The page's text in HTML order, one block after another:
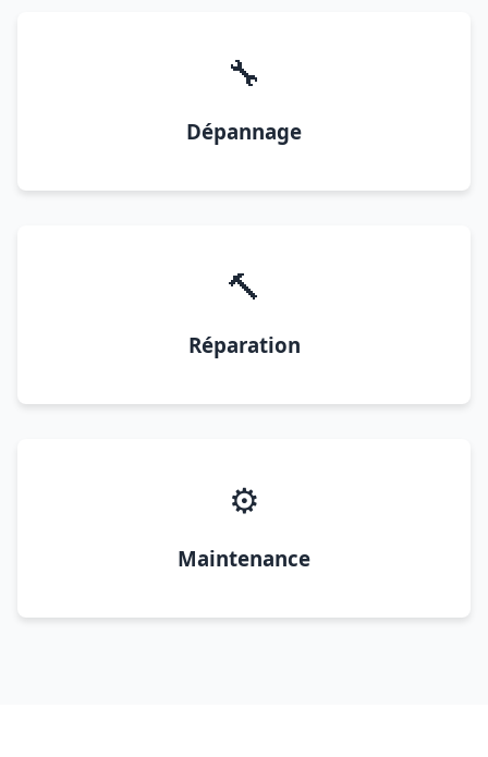
🔧
Dépannage
🔨
Réparation
⚙️
Maintenance